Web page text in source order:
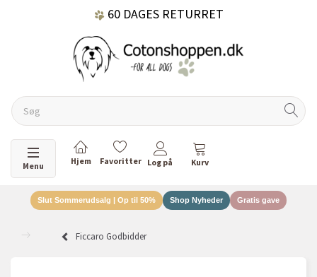
60 DAGES RETURRET
Skifte navigation
Menu
Slut Sommerudsalg | Op til 50% Shop Nyheder Gratis gave
Ficcaro Godbidder